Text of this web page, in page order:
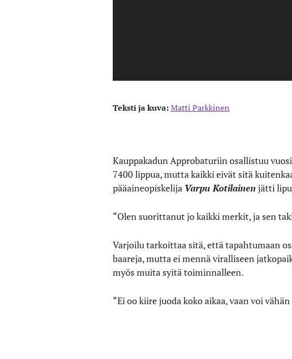
Teksti ja kuva:Matti Parkkinen
Kauppakadun Approbaturiin osallistuu
7400 lippua, mutta kaikki eivät sitä
pääaineopiskelija Varpu Kotilainen jätti
“Olen suorittanut jo kaikki merkit, ja sen
Varjoilu tarkoittaa sitä, että tapahtumaan
baareja, mutta ei mennä viralliseen
myös muita syitä toiminnalleen.
“Ei oo kiire juoda koko aikaa, vaan voi